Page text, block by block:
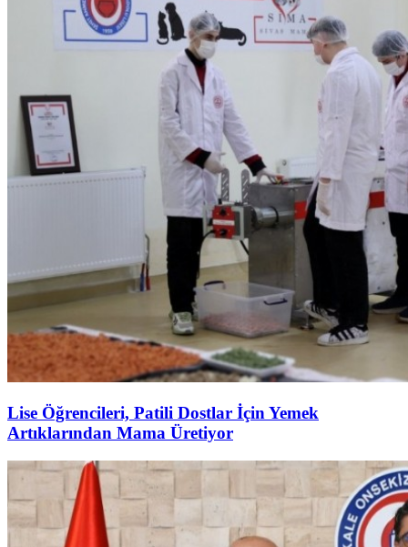
Lise Öğrencileri, Patili Dostlar İçin Yemek
Artıklarından Mama Üretiyor